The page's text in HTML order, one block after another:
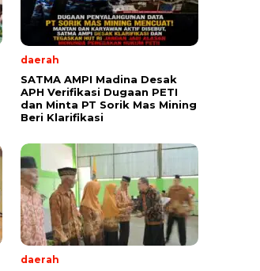
daerah
SATMA AMPI Madina Desak
APH Verifikasi Dugaan PETI
dan Minta PT Sorik Mas Mining
Beri Klarifikasi
daerah